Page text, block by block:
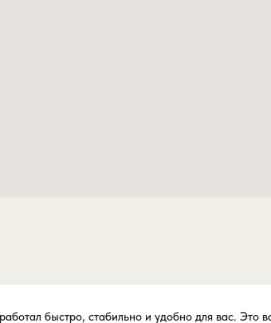
быстро, стабильно и удобно для вас. Это